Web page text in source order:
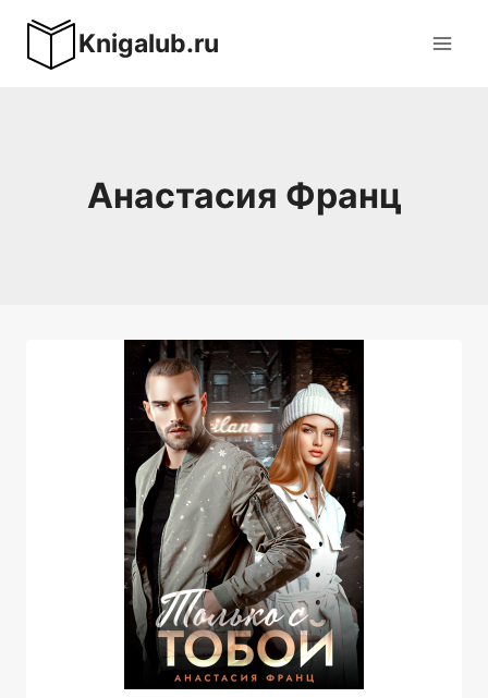
содержимому
Knigalub.ru
Анастасия Франц